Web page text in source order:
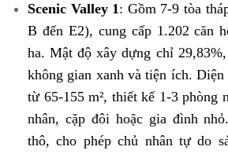
Scenic Valley 1: Gồm 7-9 tòa
B đến E2), cung cấp 1.202 căn
ha. Mật độ xây dựng chỉ
không gian xanh và tiện ích. Diện
từ 65-155 m², thiết kế 1-3 phòng
nhân, cặp đôi hoặc gia đình
thô, cho phép chủ nhân tự do